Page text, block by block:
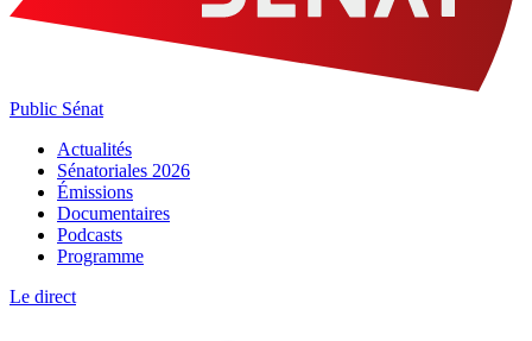
Public Sénat
Actualités
Sénatoriales 2026
Émissions
Documentaires
Podcasts
Programme
Le direct